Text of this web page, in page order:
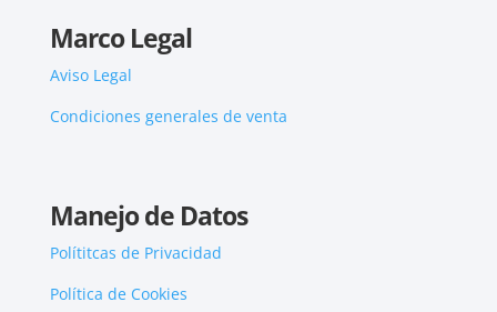
Marco Legal
Aviso Legal
Condiciones generales de venta
Manejo de Datos
Polítitcas de Privacidad
Política de Cookies